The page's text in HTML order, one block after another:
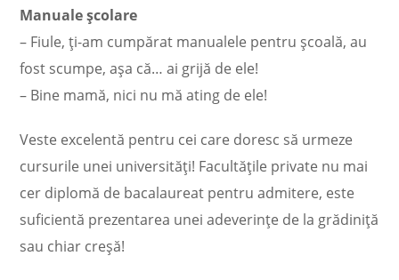
Manuale şcolare
– Fiule, ţi-am cumpărat manualele pentru şcoală, au
fost scumpe, aşa că… ai grijă de ele!
– Bine mamă, nici nu mă ating de ele!
Veste excelentă pentru cei care doresc să urmeze
cursurile unei universităţi! Facultăţile private nu mai
cer diplomă de bacalaureat pentru admitere, este
suficientă prezentarea unei adeverinţe de la grădiniţă
sau chiar creşă!